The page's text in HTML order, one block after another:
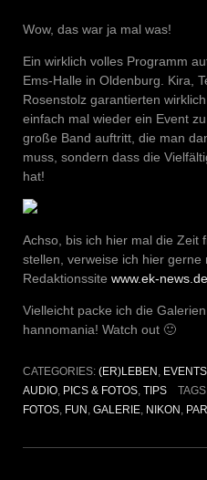
Wow, das war ja mal was!
Ein wirklich volles Programm
Ems-Halle in Oldenburg. Kira,
Rosenstolz garantierten
einfach mal wieder ein Event
große Band auftritt, die man
muss, sondern dass die
hat!
Achso, bis ich hier mal die Zeit
stellen, verweise ich hier gerne
Redaktionssite www.ek-news.de
Vielleicht packe ich die
hannomania! Watch out 🙂
CATEGORIES: (ER)LEBEN , EVENTS
AUDIO, PICS & FOTOS, TIPS
FOTOS, FUN , GALERIE, NIKON ,